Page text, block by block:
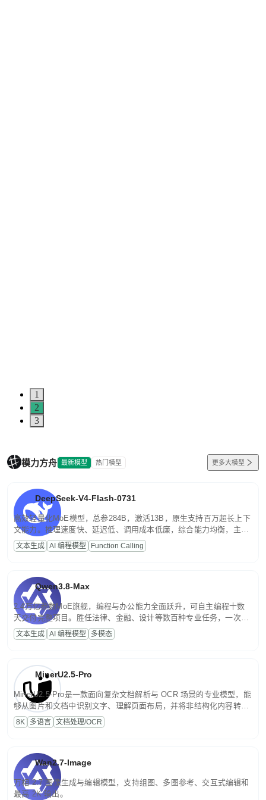
1
2
3
模力方舟 最新模型 热门模型 更多大模型
DeepSeek-V4-Flash-0731
高效轻量化MoE模型，总参284B，激活13B，原生支持百万超长上下
文能力。推理速度快、延迟低、调用成本低廉，综合能力均衡，主打
高并发、轻量化任务，适合日常对话、内容创作、基础 RAG、批量
文案处理等普惠刚需场景。
文本生成 AI 编程模型 Function Calling
Qwen3.8-Max
2.4万亿参数MoE旗舰，编程与办公能力全面跃升，可自主编程十数
天交付完整项目。胜任法律、金融、设计等数百种专业任务，一次对
话端到端交付生产级成果。原生视觉理解贯穿规划、执行与验证全流
程，支持超长文档与长视频的深度语义解析。长程任务中自主规划与
文本生成 AI 编程模型 多模态
MinerU2.5-Pro
MinerU2.5-Pro是一款面向复杂文档解析与 OCR 场景的专业模型，能
够从图片和文档中识别文字、理解页面布局，并将非结构化内容转换
为便于存储、检索和二次处理的结构化结果。
8K 多语言 文档处理/OCR
Wan2.7-Image
万相 2.7 图像生成与编辑模型，支持组图、多图参考、交互式编辑和
最高 2K 输出。